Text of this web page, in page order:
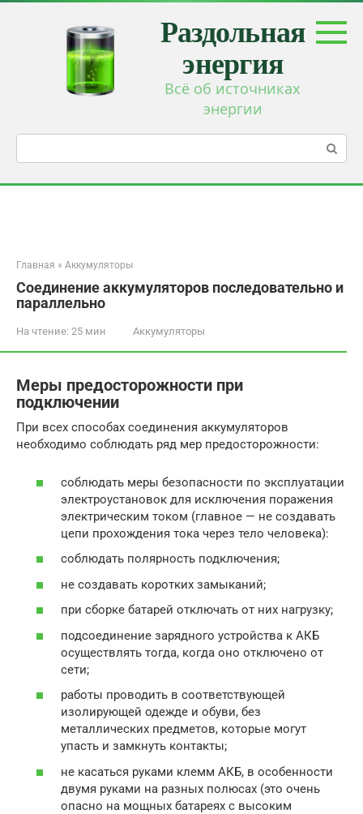
Перейти
Раздольная
энергия
Всё об источниках
энергии
Главная » Аккумуляторы
Соединение аккумуляторов последовательно и
параллельно
На чтение: 25 мин Аккумуляторы
Меры предосторожности при
подключении
При всех способах соединения аккумуляторов
необходимо соблюдать ряд мер предосторожности:
соблюдать меры безопасности по эксплуатации
электроустановок для исключения поражения
электрическим током (главное — не создавать
цепи прохождения тока через тело человека):
соблюдать полярность подключения;
не создавать коротких замыканий;
при сборке батарей отключать от них нагрузку;
подсоединение зарядного устройства к АКБ
осуществлять тогда, когда оно отключено от
сети;
работы проводить в соответствующей
изолирующей одежде и обуви, без
металлических предметов, которые могут
упасть и замкнуть контакты;
не касаться руками клемм АКБ, в особенности
двумя руками на разных полюсах (это очень
опасно на мощных батареях с высоким